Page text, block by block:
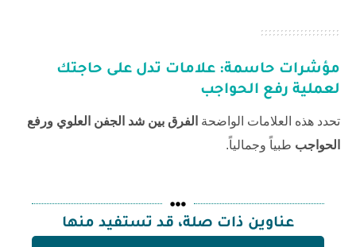
مؤشرات حاسمة: علامات تدل على حاجتك
لعملية رفع الحواجب
تحدد هذه العلامات الواضحة الفرق بين شد الجفن العلوي ورفع
الحواجب طبياً وجمالياً.
عناوين ذات صلة، قد تستفيد منها